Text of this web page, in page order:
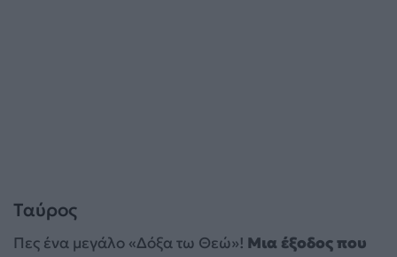
Ταύρος
Πες ένα μεγάλο «Δόξα τω Θεώ»! Μια έξοδος που